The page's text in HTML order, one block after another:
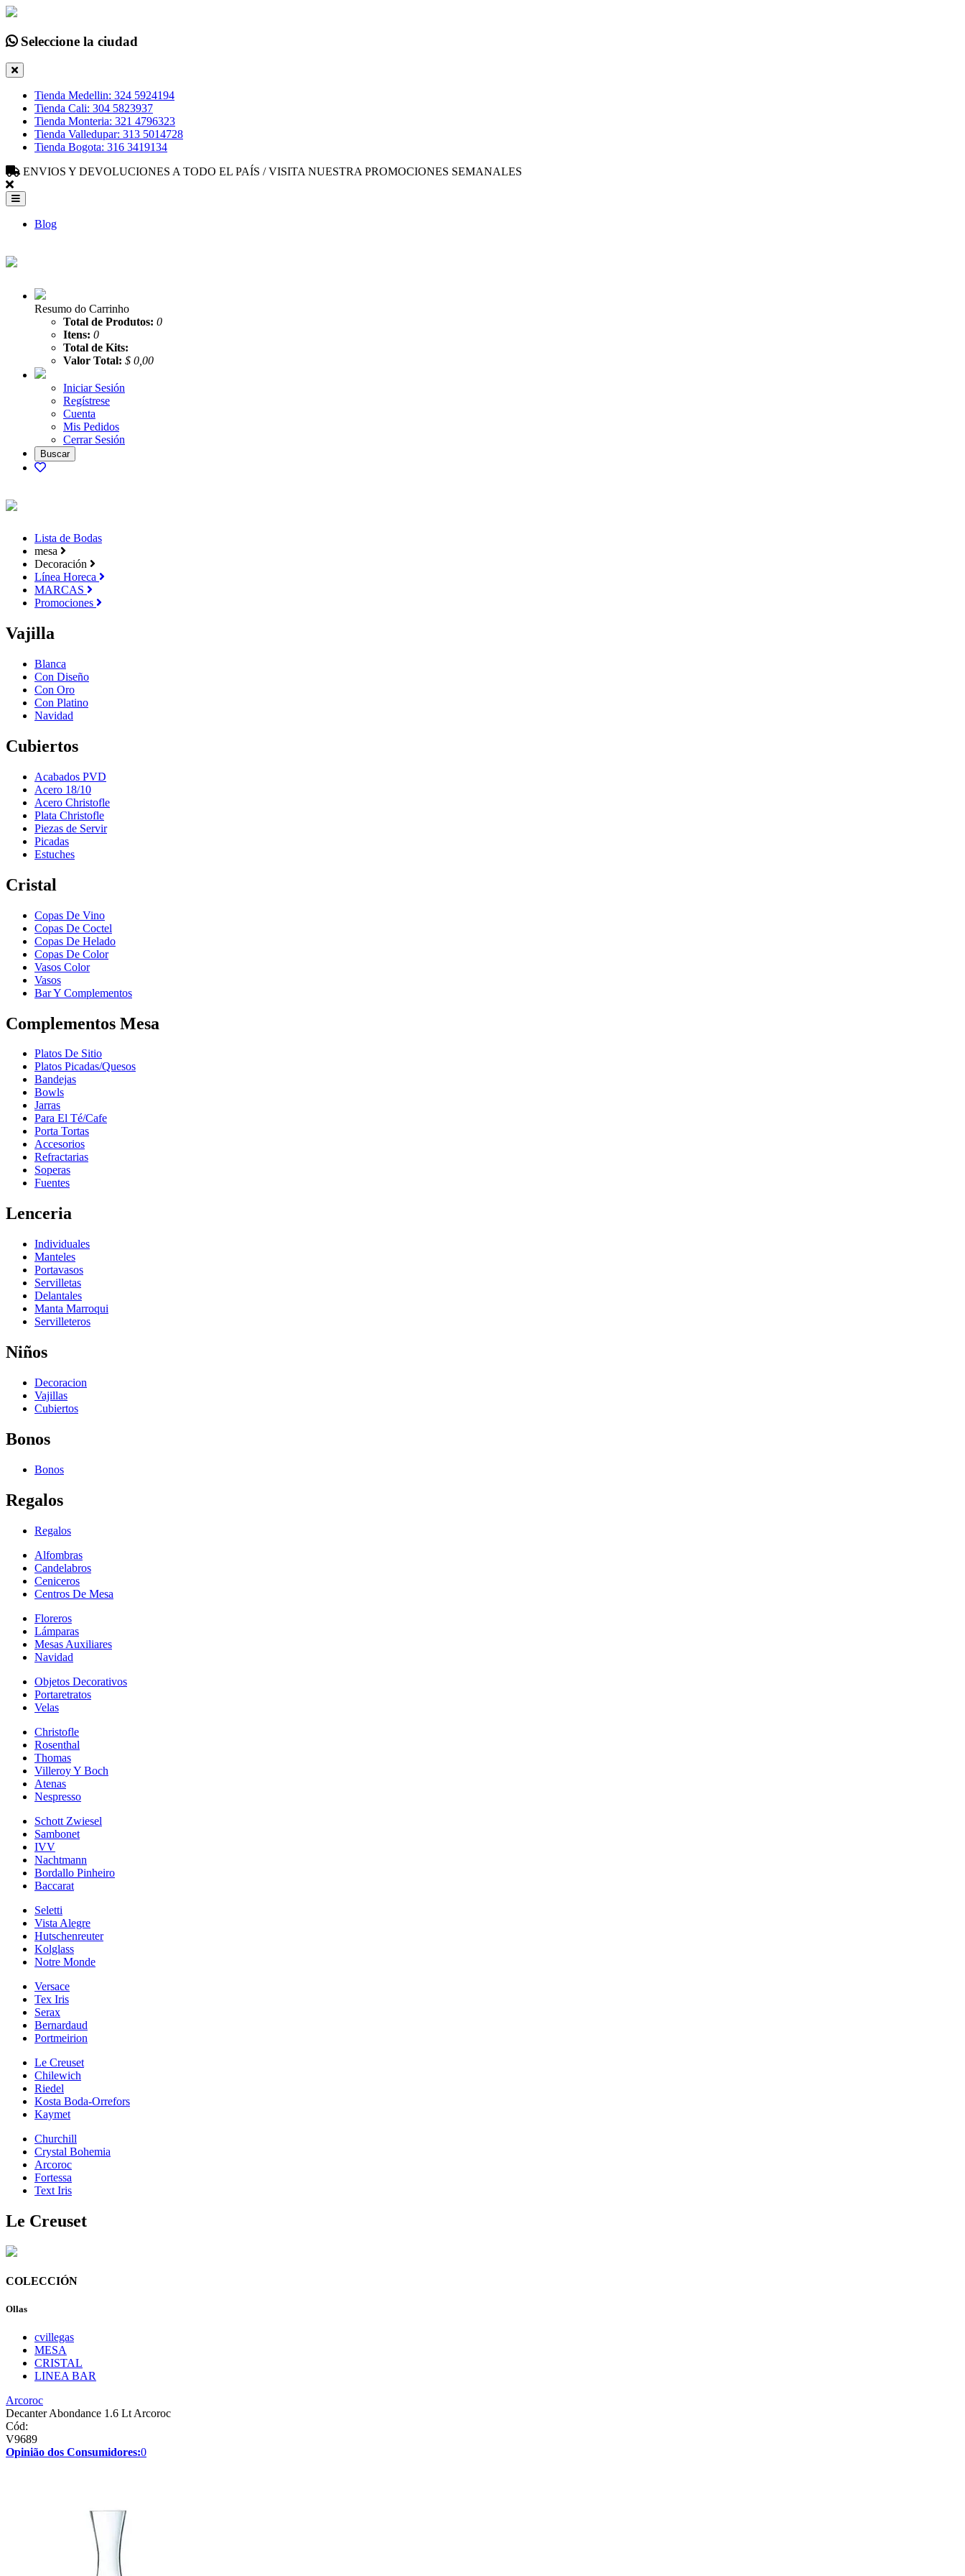
Seleccione la ciudad
Tienda Medellin: 324 5924194
Tienda Cali: 304 5823937
Tienda Monteria: 321 4796323
Tienda Valledupar: 313 5014728
Tienda Bogota: 316 3419134
ENVIOS Y DEVOLUCIONES A TODO EL PAÍS / VISITA NUESTRA PROMOCIONES SEMANALES
Blog
Resumo do Carrinho
Total de Produtos: 0
Itens: 0
Total de Kits:
Valor Total: $ 0,00
Iniciar Sesión
Regístrese
Cuenta
Mis Pedidos
Cerrar Sesión
Lista de Bodas
mesa
Decoración
Línea Horeca
MARCAS
Promociones
Vajilla
Blanca
Con Diseño
Con Oro
Con Platino
Navidad
Cubiertos
Acabados PVD
Acero 18/10
Acero Christofle
Plata Christofle
Piezas de Servir
Picadas
Estuches
Cristal
Copas De Vino
Copas De Coctel
Copas De Helado
Copas De Color
Vasos Color
Vasos
Bar Y Complementos
Complementos Mesa
Platos De Sitio
Platos Picadas/Quesos
Bandejas
Bowls
Jarras
Para El Té/Cafe
Porta Tortas
Accesorios
Refractarias
Soperas
Fuentes
Lenceria
Individuales
Manteles
Portavasos
Servilletas
Delantales
Manta Marroqui
Servilleteros
Niños
Decoracion
Vajillas
Cubiertos
Bonos
Bonos
Regalos
Regalos
Alfombras
Candelabros
Ceniceros
Centros De Mesa
Floreros
Lámparas
Mesas Auxiliares
Navidad
Objetos Decorativos
Portaretratos
Velas
Christofle
Rosenthal
Thomas
Villeroy Y Boch
Atenas
Nespresso
Schott Zwiesel
Sambonet
IVV
Nachtmann
Bordallo Pinheiro
Baccarat
Seletti
Vista Alegre
Hutschenreuter
Kolglass
Notre Monde
Versace
Tex Iris
Serax
Bernardaud
Portmeirion
Le Creuset
Chilewich
Riedel
Kosta Boda-Orrefors
Kaymet
Churchill
Crystal Bohemia
Arcoroc
Fortessa
Text Iris
Le Creuset
COLECCIÓN
Ollas
cvillegas
MESA
CRISTAL
LINEA BAR
Arcoroc
Decanter Abondance 1.6 Lt Arcoroc
Cód:
V9689
Opinião dos Consumidores:0